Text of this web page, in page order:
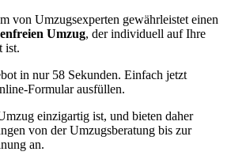
von Umzugsexperten gewährleistet einen
Umzug, der individuell auf Ihre
ist.
in nur 58 Sekunden. Einfach jetzt
Formular ausfüllen.
einzigartig ist, und bieten daher
von der Umzugsberatung bis zur
an.